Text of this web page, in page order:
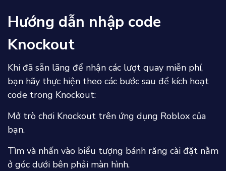
Hướng dẫn nhập code
Knockout
Khi đã sẵn lãng để nhận các lượt quay miễn phí,
bạn hãy thực hiện theo các bước sau để kích hoạt
code trong Knockout:
Mở trò chơi Knockout trên ứng dụng Roblox của
bạn.
Tìm và nhấn vào biểu tượng bánh răng cài đặt nằm
ở góc dưới bên phải màn hình.